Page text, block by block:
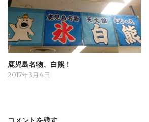
鹿児島名物、白熊！
2017年3月4日